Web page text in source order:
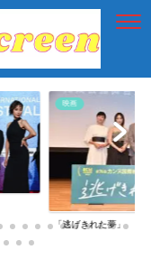
映画
「逃げきれた夢」